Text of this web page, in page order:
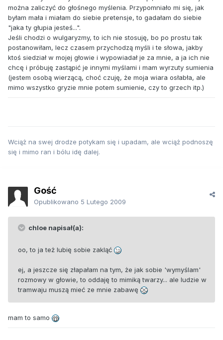
można zaliczyć do głośnego myślenia. Przypomniało mi się, jak
byłam mała i miałam do siebie pretensje, to gadałam do siebie
"jaka ty głupia jesteś...".
Jeśli chodzi o wulgaryzmy, to ich nie stosuję, bo po prostu tak
postanowiłam, lecz czasem przychodzą myśli i te słowa, jakby
ktoś siedział w mojej głowie i wypowiadał je za mnie, a ja ich nie
chcę i próbuję zastąpić je innymi myślami i mam wyrzuty sumienia
(jestem osobą wierzącą, choć czuję, że moja wiara osłabła, ale
mimo wszystko gryzie mnie potem sumienie, czy to grzech itp.)
Wciąż na swej drodze potykam się i upadam, ale wciąż podnoszę
się i mimo ran i bólu idę dalej.
Gość
Opublikowano 5 Lutego 2009
chloe napisał(a):
oo, to ja też lubię sobie zakląć
ej, a jeszcze się złapałam na tym, że jak sobie 'wymyślam'
rozmowy w głowie, to oddaję to mimiką twarzy... ale ludzie w
tramwaju muszą mieć ze mnie zabawę
mam to samo